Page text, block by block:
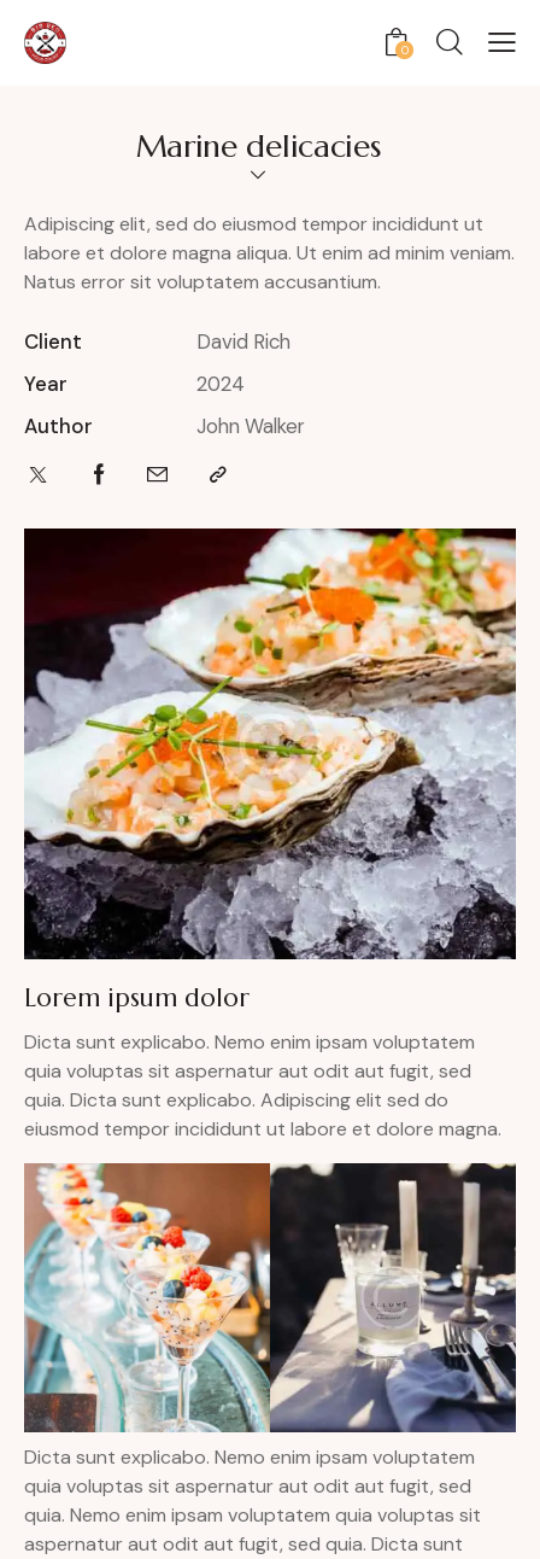
0
Marine delicacies
Adipiscing elit, sed do eiusmod tempor incididunt ut
labore et dolore magna aliqua. Ut enim ad minim veniam.
Natus error sit voluptatem accusantium.
Client
David Rich
Year
2024
Author
John Walker
Lorem ipsum dolor
Dicta sunt explicabo. Nemo enim ipsam voluptatem
quia voluptas sit aspernatur aut odit aut fugit, sed
quia. Dicta sunt explicabo. Adipiscing elit sed do
eiusmod tempor incididunt ut labore et dolore magna.
Dicta sunt explicabo. Nemo enim ipsam voluptatem
quia voluptas sit aspernatur aut odit aut fugit, sed
quia. Nemo enim ipsam voluptatem quia voluptas sit
aspernatur aut odit aut fugit, sed quia. Dicta sunt